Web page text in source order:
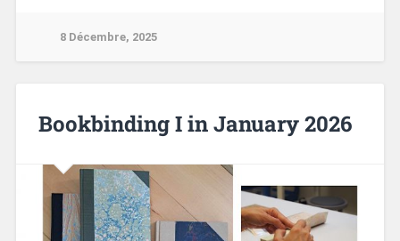
8 Décembre, 2025
Bookbinding I in January 2026